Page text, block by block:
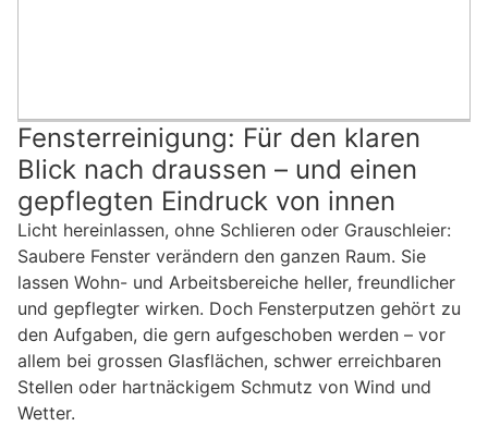
Fensterreinigung: Für den klaren
Blick nach draussen – und einen
gepflegten Eindruck von innen
Licht hereinlassen, ohne Schlieren oder Grauschleier:
Saubere Fenster verändern den ganzen Raum. Sie
lassen Wohn- und Arbeitsbereiche heller, freundlicher
und gepflegter wirken. Doch Fensterputzen gehört zu
den Aufgaben, die gern aufgeschoben werden – vor
allem bei grossen Glasflächen, schwer erreichbaren
Stellen oder hartnäckigem Schmutz von Wind und
Wetter.